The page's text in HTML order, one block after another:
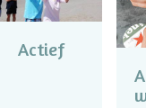
Actief